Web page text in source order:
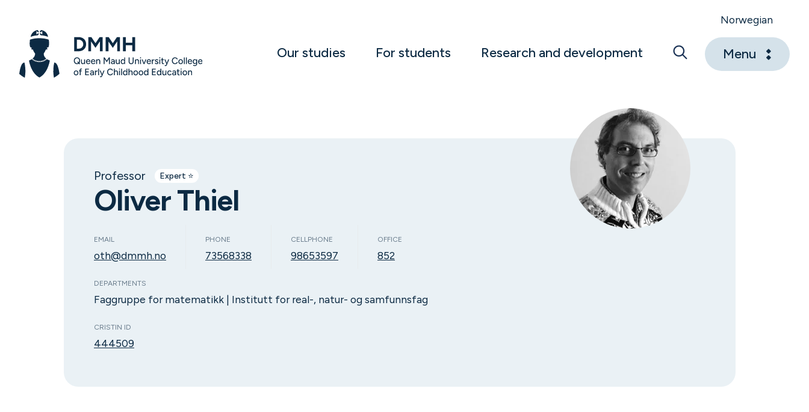
Norwegian
Our studies For students Research and development Menu
Professor Expert ⭐️
Oliver Thiel
EMAIL
oth@dmmh.no
PHONE
73568338
CELLPHONE
98653597
OFFICE
852
DEPARTMENTS
Faggruppe for matematikk | Institutt for real-, natur- og samfunnsfag
CRISTIN ID
444509